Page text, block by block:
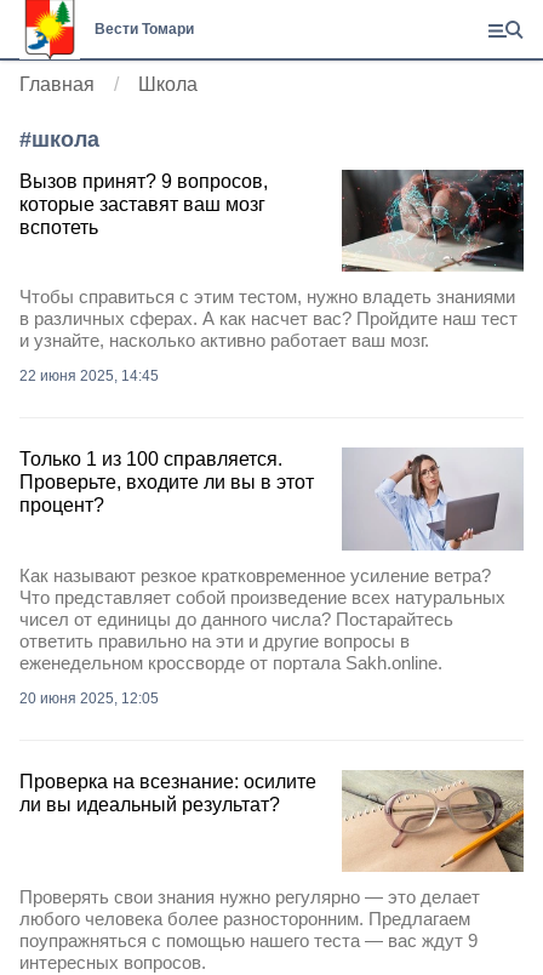
Вести Томари
Главная Школа
#школа
Вызов принят? 9 вопросов,
которые заставят ваш мозг
вспотеть
Чтобы справиться с этим тестом, нужно владеть знаниями
в различных сферах. А как насчет вас? Пройдите наш тест
и узнайте, насколько активно работает ваш мозг.
22 июня 2025, 14:45
Только 1 из 100 справляется.
Проверьте, входите ли вы в этот
процент?
Как называют резкое кратковременное усиление ветра?
Что представляет собой произведение всех натуральных
чисел от единицы до данного числа? Постарайтесь
ответить правильно на эти и другие вопросы в
еженедельном кроссворде от портала Sakh.online.
20 июня 2025, 12:05
Проверка на всезнание: осилите
ли вы идеальный результат?
Проверять свои знания нужно регулярно — это делает
любого человека более разносторонним. Предлагаем
поупражняться с помощью нашего теста — вас ждут 9
интересных вопросов.